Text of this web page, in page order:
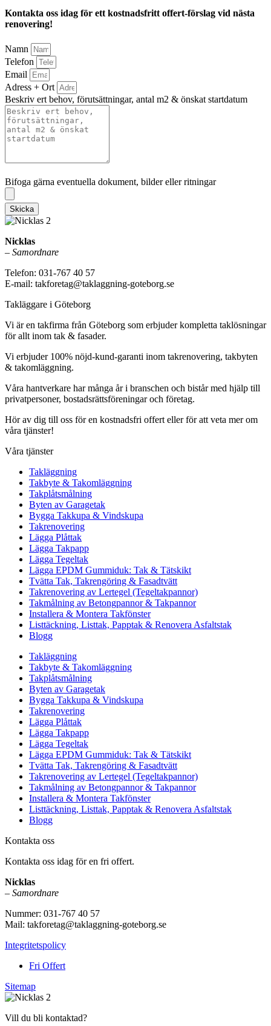
Kontakta oss idag för ett kostnadsfritt offert-förslag vid nästa
renovering!
Namn
Telefon
Email
Adress + Ort
Beskriv ert behov, förutsättningar, antal m2 & önskat startdatum
Bifoga gärna eventuella dokument, bilder eller ritningar
Skicka
Nicklas
– Samordnare
Telefon: 031-767 40 57
E-mail: takforetag@taklaggning-goteborg.se
Takläggare i Göteborg
Vi är en takfirma från Göteborg som erbjuder kompletta taklösningar
för allt inom tak & fasader.
Vi erbjuder 100% nöjd-kund-garanti inom takrenovering, takbyten
& takomläggning.
Våra hantverkare har många år i branschen och bistår med hjälp till
privatpersoner, bostadsrättsföreningar och företag.
Hör av dig till oss för en kostnadsfri offert eller för att veta mer om
våra tjänster!
Våra tjänster
Takläggning
Takbyte & Takomläggning
Takplåtsmålning
Byten av Garagetak
Bygga Takkupa & Vindskupa
Takrenovering
Lägga Plåttak
Lägga Takpapp
Lägga Tegeltak
Lägga EPDM Gummiduk: Tak & Tätskikt
Tvätta Tak, Takrengöring & Fasadtvätt
Takrenovering av Lertegel (Tegeltakpannor)
Takmålning av Betongpannor & Takpannor
Installera & Montera Takfönster
Listtäckning, Listtak, Papptak & Renovera Asfaltstak
Blogg
Takläggning
Takbyte & Takomläggning
Takplåtsmålning
Byten av Garagetak
Bygga Takkupa & Vindskupa
Takrenovering
Lägga Plåttak
Lägga Takpapp
Lägga Tegeltak
Lägga EPDM Gummiduk: Tak & Tätskikt
Tvätta Tak, Takrengöring & Fasadtvätt
Takrenovering av Lertegel (Tegeltakpannor)
Takmålning av Betongpannor & Takpannor
Installera & Montera Takfönster
Listtäckning, Listtak, Papptak & Renovera Asfaltstak
Blogg
Kontakta oss
Kontakta oss idag för en fri offert.
Nicklas
– Samordnare
Nummer: 031-767 40 57
Mail: takforetag@taklaggning-goteborg.se
Integritetspolicy
Fri Offert
Sitemap
Vill du bli kontaktad?